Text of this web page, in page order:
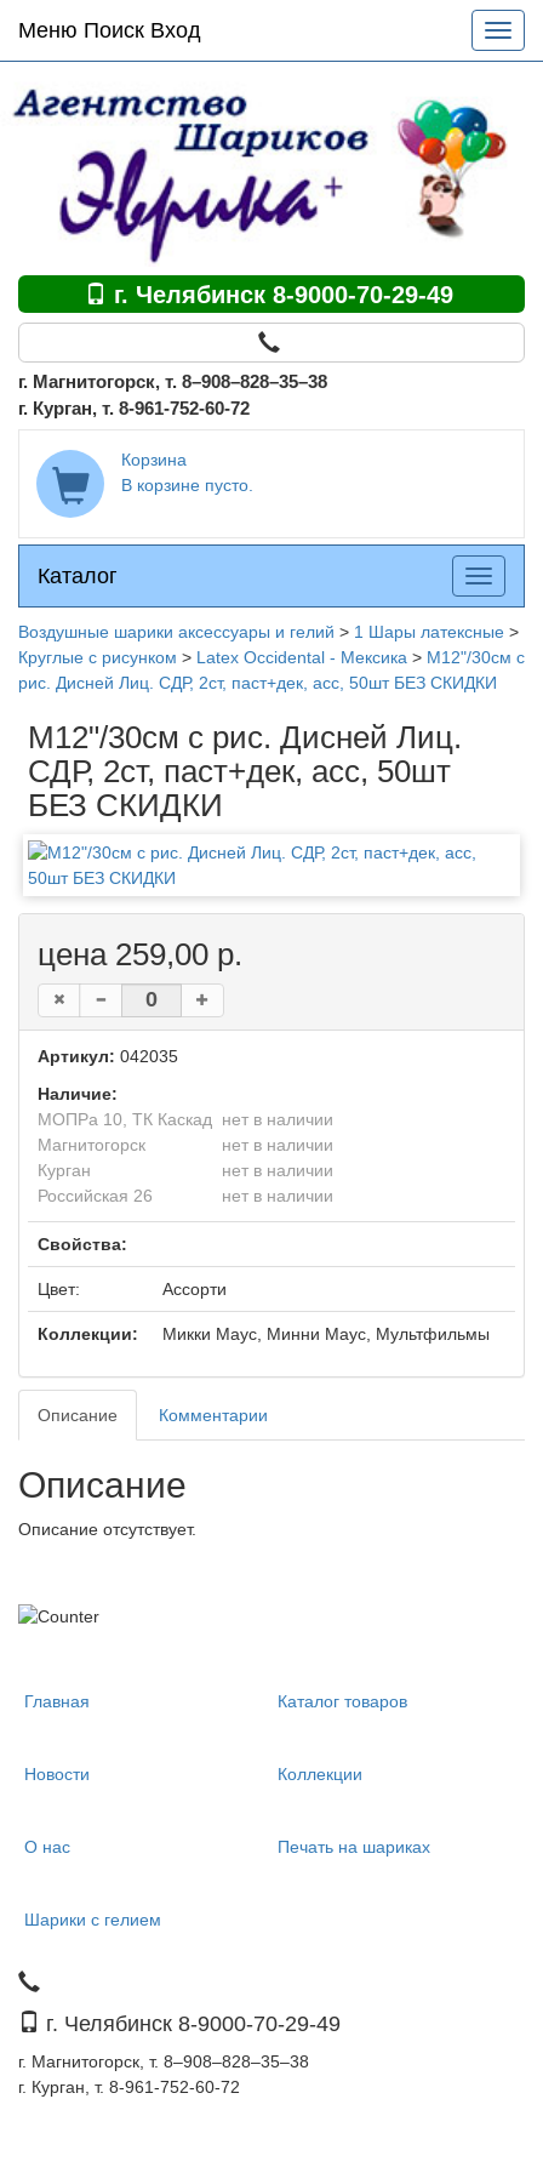
Основное
меню
по
Меню Поиск Вход
меню
г. Челябинск 8-9000-70-29-49
г. Магнитогорск, т. 8–908–828–35–38
г. Курган, т. 8-961-752-60-72
Корзина
В корзине пусто.
Каталог
Каталог
меню
Воздушные шарики аксессуары и гелий > 1 Шары латексные >
Круглые с рисунком > Latex Occidental - Мексика > M12"/30см с
рис. Дисней Лиц. СДР, 2ст, паст+дек, асс, 50шт БЕЗ СКИДКИ
M12"/30см с рис. Дисней Лиц.
СДР, 2ст, паст+дек, асс, 50шт
БЕЗ СКИДКИ
цена 259,00 р.
Артикул: 042035
Наличие:
МОПРа 10, ТК Каскад
нет в наличии
Магнитогорск
нет в наличии
Курган
нет в наличии
Российская 26
нет в наличии
Свойства:
Цвет: Ассорти
Коллекции: Микки Маус, Минни Маус, Мультфильмы
Описание Комментарии
Описание
Описание отсутствует.
Главная Каталог товаров
Новости Коллекции
О нас Печать на шариках
Шарики с гелием
г. Челябинск 8-9000-70-29-49
г. Магнитогорск, т. 8–908–828–35–38
г. Курган, т. 8-961-752-60-72